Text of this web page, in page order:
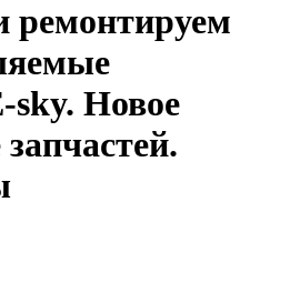
ремонтируем
sky. Новое